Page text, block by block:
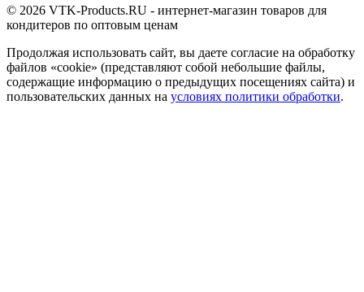
© 2026 VTK-Products.RU - интернет-магазин товаров для
кондитеров по оптовым ценам
Продолжая использовать сайт, вы даете согласие на обработку
файлов «cookie» (представляют собой небольшие файлы,
содержащие информацию о предыдущих посещениях сайта) и
пользовательских данных на условиях политики обработки.